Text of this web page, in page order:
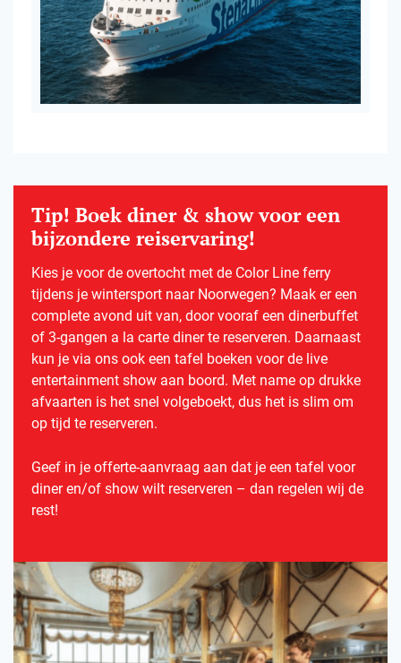
Tip! Boek diner & show voor een
bijzondere reiservaring!
Kies je voor de overtocht met de Color Line ferry
tijdens je wintersport naar Noorwegen? Maak er een
complete avond uit van, door vooraf een dinerbuffet
of 3-gangen a la carte diner te reserveren. Daarnaast
kun je via ons ook een tafel boeken voor de live
entertainment show aan boord. Met name op drukke
afvaarten is het snel volgeboekt, dus het is slim om
op tijd te reserveren.
Geef in je offerte-aanvraag aan dat je een tafel voor
diner en/of show wilt reserveren – dan regelen wij de
rest!